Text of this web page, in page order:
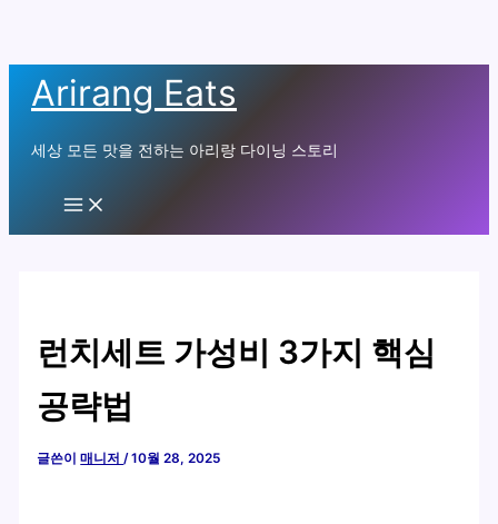
Arirang Eats
세상 모든 맛을 전하는 아리랑 다이닝 스토리
Main
런치세트 가성비 3가지 핵심
공략법
글쓴이매니저 /10월 28, 2025